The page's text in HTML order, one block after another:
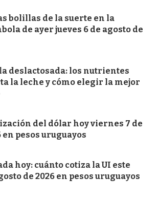
bolillas de la suerte en la
de ayer jueves 6 de agosto de
deslactosada: los nutrientes
la leche y cómo elegir la mejor
del dólar hoy viernes 7 de
en pesos uruguayos
hoy: cuánto cotiza la UI este
de 2026 en pesos uruguayos